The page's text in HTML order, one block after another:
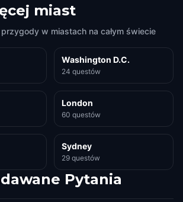
miast
w miastach na całym świecie
Washington D.C.
24 questów
London
60 questów
Sydney
29 questów
Pytania